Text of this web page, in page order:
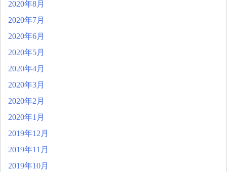
2020年8月
2020年7月
2020年6月
2020年5月
2020年4月
2020年3月
2020年2月
2020年1月
2019年12月
2019年11月
2019年10月